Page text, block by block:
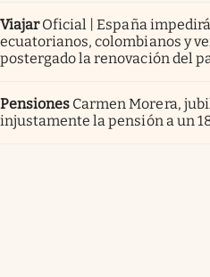
Viajar Oficial | España
ecuatorianos, colombianos y
postergado la renovación del
Pensiones Carmen Morera,
injustamente la pensión a un